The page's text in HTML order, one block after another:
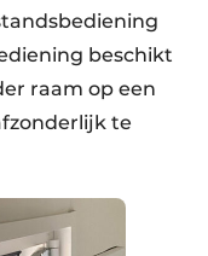
beschikt
raam op een
te